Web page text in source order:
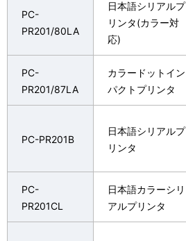
PC-
PR201/80LA
日本語シリアルプ
リンタ(カラー対
応)
PC-
PR201/87LA
カラードットイン
パクトプリンタ
PC-PR201B
日本語シリアルプ
リンタ
PC-
PR201CL
日本語カラーシリ
アルプリンタ